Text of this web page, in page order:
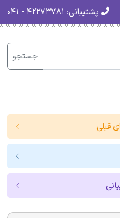
پشتیبانی:
جستجو
قبلی